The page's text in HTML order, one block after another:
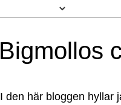
Bigmollos
I den här bloggen hyllar